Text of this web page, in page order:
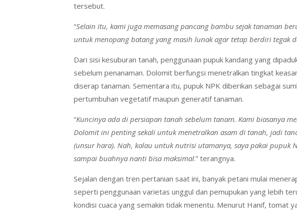
tersebut.
“Selain itu, kami juga memasang pancang bambu sejak tanaman
untuk menopang batang yang masih lunak agar tetap berdiri tegak
Dari sisi kesuburan tanah, penggunaan pupuk kandang yang
sebelum penanaman. Dolomit berfungsi menetralkan tingkat
diserap tanaman. Sementara itu, pupuk NPK diberikan sebagai
pertumbuhan vegetatif maupun generatif tanaman.
“Kuncinya ada di persiapan tanah sebelum tanam. Kami biasanya
Dolomit ini penting sekali untuk menetralkan asam di tanah, jadi
(unsur hara). Nah, kalau untuk nutrisi utamanya, saya pakai pupuk
sampai buahnya nanti bisa maksimal.” terangnya.
Sejalan dengan tren pertanian saat ini, banyak petani mulai
seperti penggunaan varietas unggul dan pemupukan yang lebih
kondisi cuaca yang semakin tidak menentu. Menurut Hanif, tomat